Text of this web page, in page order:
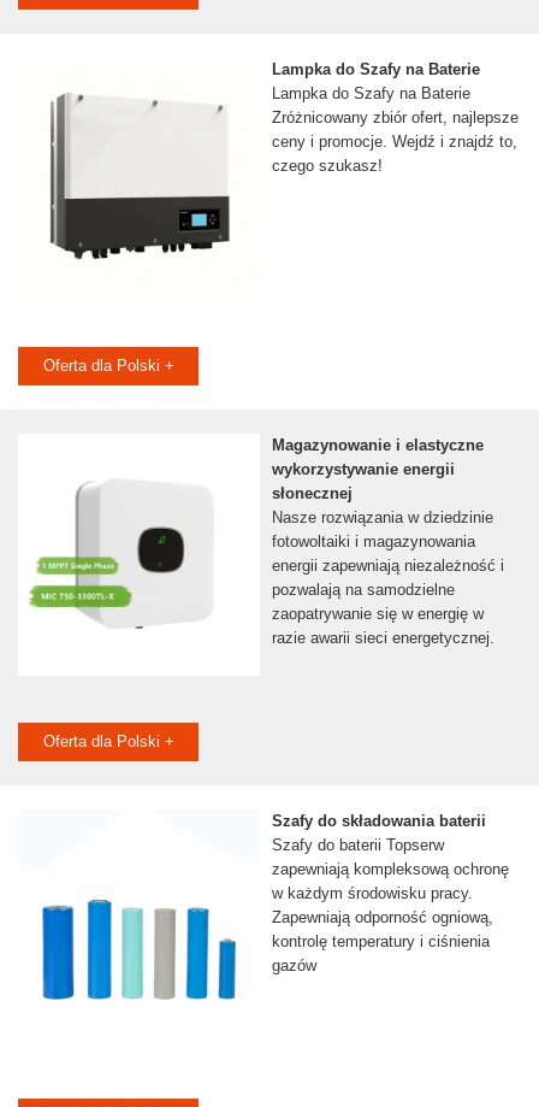
Lampka do Szafy na Baterie
Lampka do Szafy na Baterie
Zróżnicowany zbiór ofert, najlepsze
ceny i promocje. Wejdź i znajdź to,
czego szukasz!
Oferta dla Polski +
Magazynowanie i elastyczne
wykorzystywanie energii
słonecznej
Nasze rozwiązania w dziedzinie
fotowoltaiki i magazynowania
energii zapewniają niezależność i
pozwalają na samodzielne
zaopatrywanie się w energię w
razie awarii sieci energetycznej.
Oferta dla Polski +
Szafy do składowania baterii
Szafy do baterii Topserw
zapewniają kompleksową ochronę
w każdym środowisku pracy.
Zapewniają odporność ogniową,
kontrolę temperatury i ciśnienia
gazów